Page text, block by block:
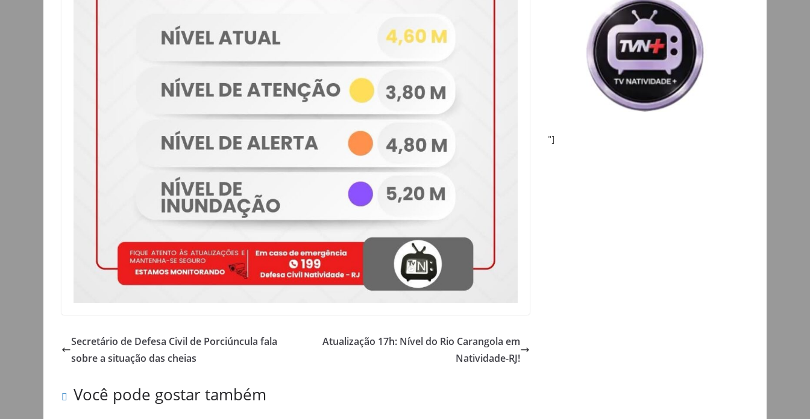
Secretário de Defesa Civil de Porciúncula fala
sobre a situação das cheias
Atualização 17h: Nível do Rio Carangola em
Natividade-RJ!
Você pode gostar também
"]